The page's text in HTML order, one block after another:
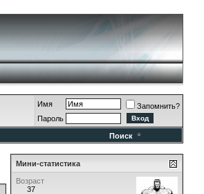
Имя
Запомнить?
Пароль
Поиск
Мини-статистика
Возраст
37